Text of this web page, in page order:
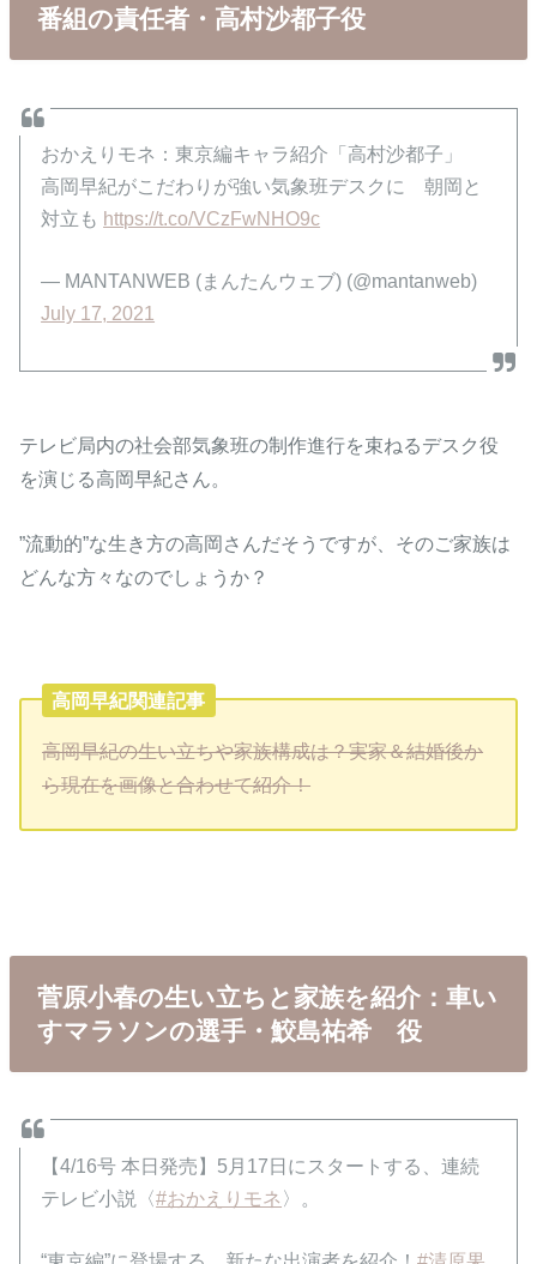
番組の責任者・高村沙都子役
おかえりモネ：東京編キャラ紹介「高村沙都子」
高岡早紀がこだわりが強い気象班デスクに 朝岡と
対立も https://t.co/VCzFwNHO9c
— MANTANWEB (まんたんウェブ) (@mantanweb)
July 17, 2021
テレビ局内の社会部気象班の制作進行を束ねるデスク役
を演じる高岡早紀さん。
”流動的”な生き方の高岡さんだそうですが、そのご家族は
どんな方々なのでしょうか？
高岡早紀関連記事
高岡早紀の生い立ちや家族構成は？実家＆結婚後か
ら現在を画像と合わせて紹介！
菅原小春の生い立ちと家族を紹介：車い
すマラソンの選手・鮫島祐希 役
【4/16号 本日発売】5月17日にスタートする、連続
テレビ小説〈#おかえりモネ 〉。